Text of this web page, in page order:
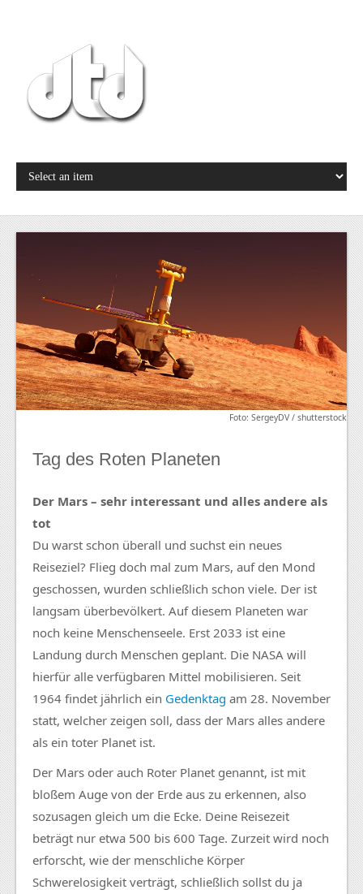
Foto: SergeyDV / shutterstock
Tag des Roten Planeten
Der Mars – sehr interessant und alles andere als
tot
Du warst schon überall und suchst ein neues
Reiseziel? Flieg doch mal zum Mars, auf den Mond
geschossen, wurden schließlich schon viele. Der ist
langsam überbevölkert. Auf diesem Planeten war
noch keine Menschenseele. Erst 2033 ist eine
Landung durch Menschen geplant. Die NASA will
hierfür alle verfügbaren Mittel mobilisieren. Seit
1964 findet jährlich ein Gedenktag am 28. November
statt, welcher zeigen soll, dass der Mars alles andere
als ein toter Planet ist.
Der Mars oder auch Roter Planet genannt, ist mit
bloßem Auge von der Erde aus zu erkennen, also
sozusagen gleich um die Ecke. Deine Reisezeit
beträgt nur etwa 500 bis 600 Tage. Zurzeit wird noch
erforscht, wie der menschliche Körper
Schwerelosigkeit verträgt, schließlich sollst du ja